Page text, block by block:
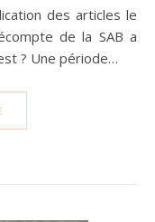
de la SAB a
? Une période…